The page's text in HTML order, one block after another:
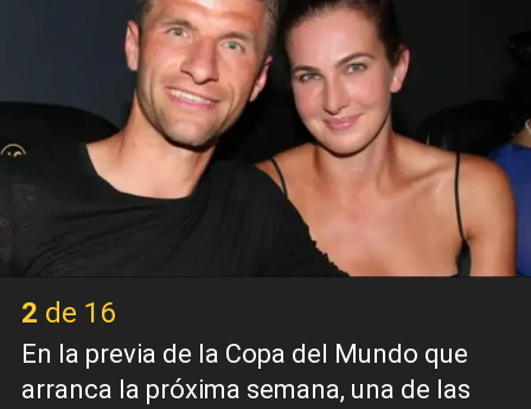
2 de 16
En la previa de la Copa del Mundo que
arranca la próxima semana, una de las